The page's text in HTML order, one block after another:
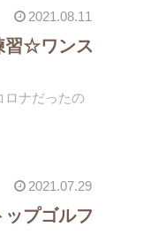
2021.08.11
習☆ワンス
ロナだったの
2021.07.29
プゴルフ